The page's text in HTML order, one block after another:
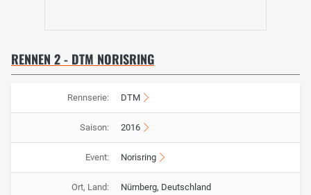
RENNEN 2 - DTM NORISRING
Rennserie: DTM
Saison: 2016
Event: Norisring
Ort, Land: Nürnberg, Deutschland